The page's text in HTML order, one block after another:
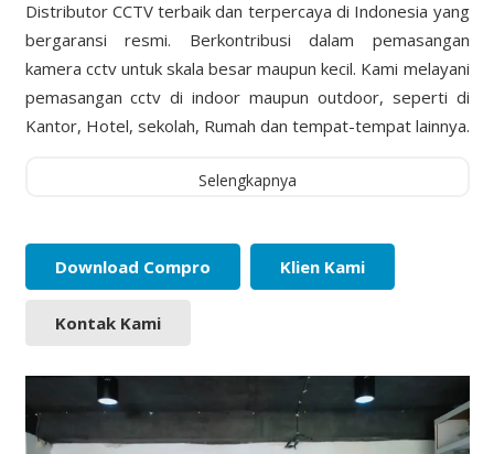
Distributor CCTV terbaik dan terpercaya di Indonesia yang
bergaransi resmi. Berkontribusi dalam pemasangan
kamera cctv untuk skala besar maupun kecil. Kami melayani
pemasangan cctv di indoor maupun outdoor, seperti di
Kantor, Hotel, sekolah, Rumah dan tempat-tempat lainnya.
Selengkapnya
Download Compro Klien Kami
Kontak Kami